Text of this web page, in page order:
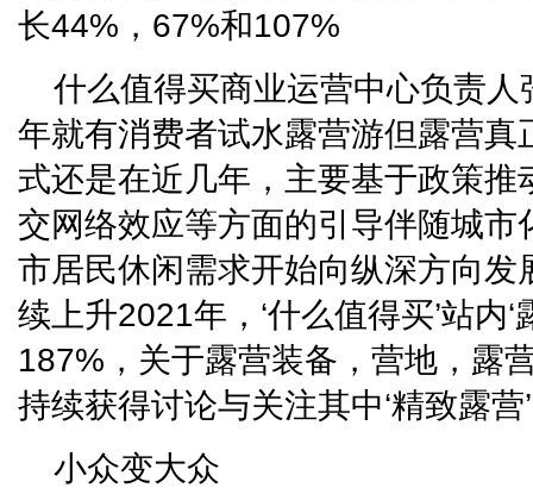
长44%，67%和107%
什么值得买商业运营中心负责
年就有消费者试水露营游但露营真
式还是在近几年，主要基于政策推
交网络效应等方面的引导伴随城市
市居民休闲需求开始向纵深方向发
续上升2021年，‘什么值得买’站内‘
187%，关于露营装备，营地，露
持续获得讨论与关注其中‘精致露营
小众变大众